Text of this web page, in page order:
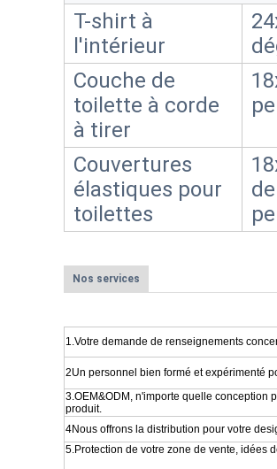
T-shirt à
l'intérieur
Couche de
toilette à corde
à tirer
Couvertures
élastiques pour
toilettes
Nos services
1.Votre demande de renseignements
2Un personnel bien formé et expérimenté
3.OEM&ODM, n'importe quelle conception
produit.
4Nous offrons la distribution pour votre
5.Protection de votre zone de vente, idées